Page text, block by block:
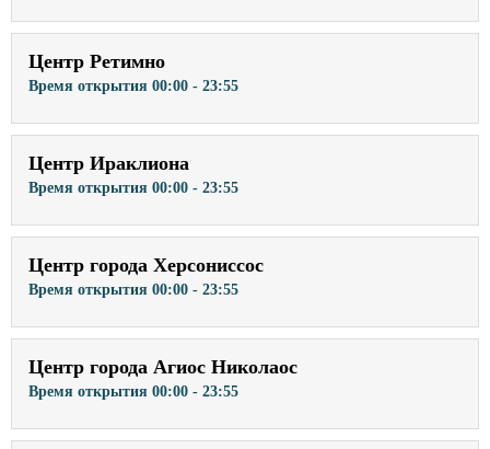
Центр Ретимно
Время открытия 00:00 - 23:55
Центр Ираклиона
Время открытия 00:00 - 23:55
Центр города Херсониссос
Время открытия 00:00 - 23:55
Центр города Агиос Николаос
Время открытия 00:00 - 23:55